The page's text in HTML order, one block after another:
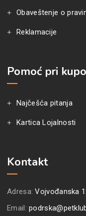
Obaveštenje o
Reklamacije
Pomoć pri
Najčešća pitanja
Kartica Lojalnosti
Kontakt
Adresa:Vojvođanska
Email: